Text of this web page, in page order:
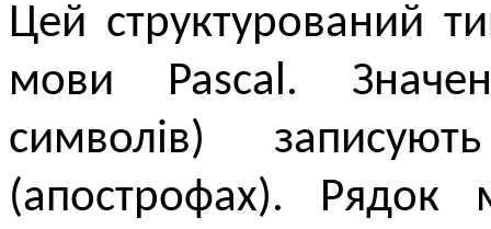
Цей структурований
мови Pascal.
символів)
(апострофах).